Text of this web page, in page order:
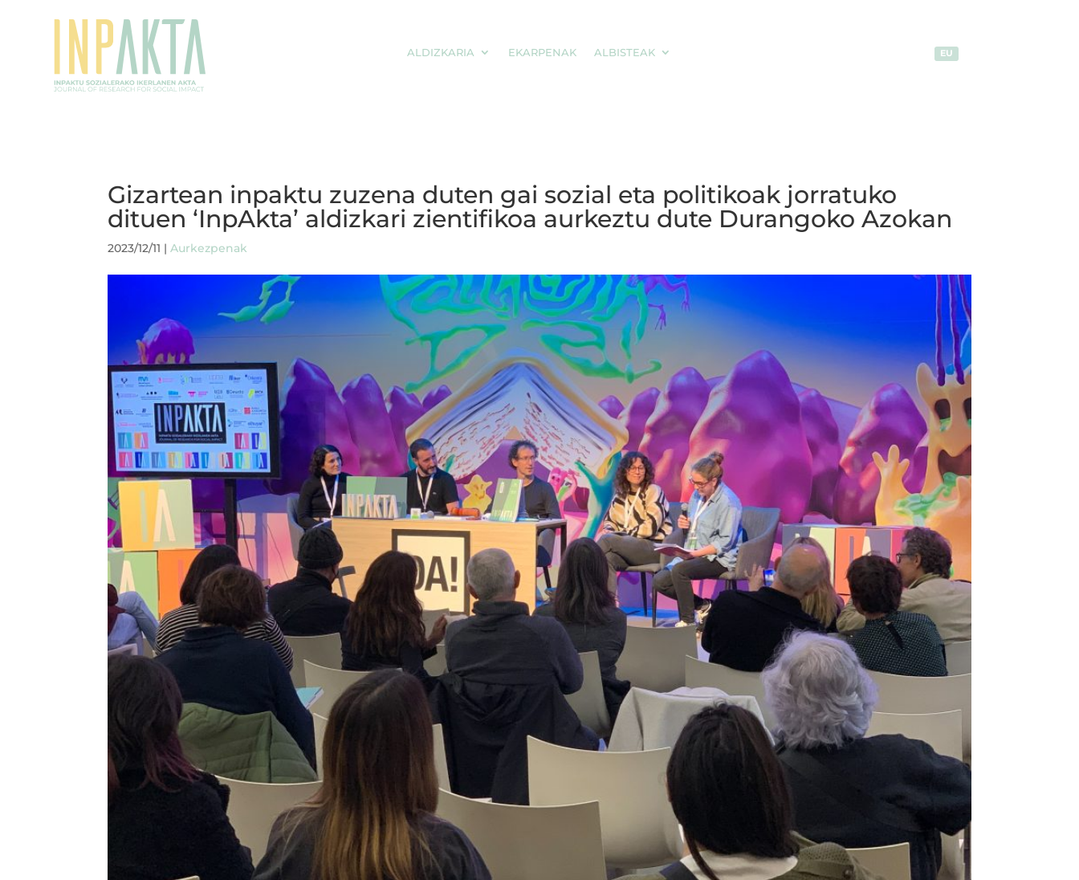
ALDIZKARIA EKARPENAK ALBISTEAK EU
Gizartean inpaktu zuzena duten gai sozial eta politikoak jorratuko
dituen ‘InpAkta’ aldizkari zientifikoa aurkeztu dute Durangoko Azokan
2023/12/11 |Aurkezpenak